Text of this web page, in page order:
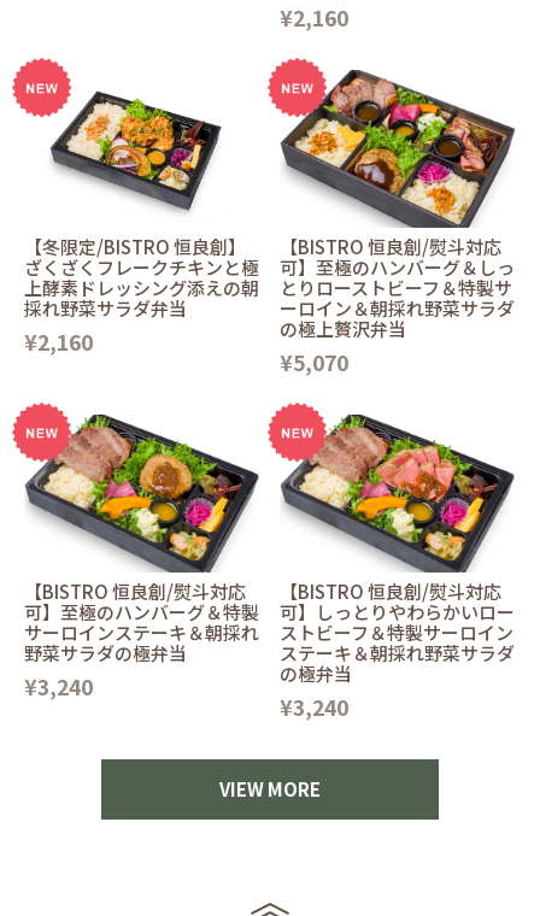
¥2,160
【冬限定/BISTRO 恒良創】
ざくざくフレークチキンと極
上酵素ドレッシング添えの朝
採れ野菜サラダ弁当
¥2,160
【BISTRO 恒良創/熨斗対応
可】至極のハンバーグ＆しっ
とりローストビーフ＆特製サ
ーロイン＆朝採れ野菜サラダ
の極上贅沢弁当
¥5,070
【BISTRO 恒良創/熨斗対応
可】至極のハンバーグ＆特製
サーロインステーキ＆朝採れ
野菜サラダの極弁当
¥3,240
【BISTRO 恒良創/熨斗対応
可】しっとりやわらかいロー
ストビーフ＆特製サーロイン
ステーキ＆朝採れ野菜サラダ
の極弁当
¥3,240
VIEW MORE